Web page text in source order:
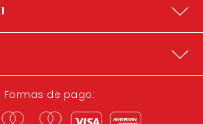
Formas de pago: